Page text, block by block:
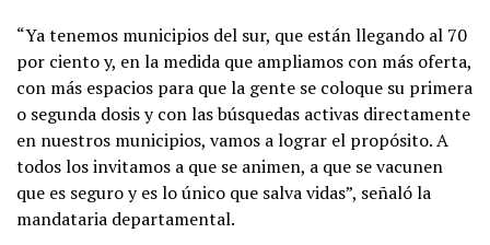
“Ya tenemos municipios del sur, que están llegando al 70
por ciento y, en la medida que ampliamos con más oferta,
con más espacios para que la gente se coloque su primera
o segunda dosis y con las búsquedas activas directamente
en nuestros municipios, vamos a lograr el propósito. A
todos los invitamos a que se animen, a que se vacunen
que es seguro y es lo único que salva vidas”, señaló la
mandataria departamental.